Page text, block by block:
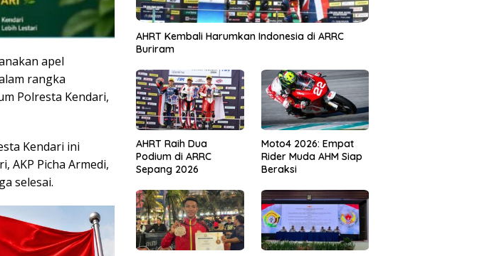
apel
rangka
Polresta Kendari,
Kendari ini
AKP Picha Armedi,
selesai.
AHRT Kembali Harumkan Indonesia di ARRC
Buriram
AHRT Raih Dua
Podium di ARRC
Sepang 2026
Moto4 2026: Empat
Rider Muda AHM Siap
Beraksi